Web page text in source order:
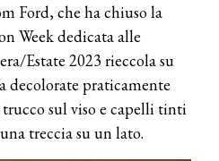
Ford, che ha chiuso la
Week dedicata alle
Estate 2023 rieccola su
decolorate praticamente
sul viso e capelli tinti
treccia su un lato.